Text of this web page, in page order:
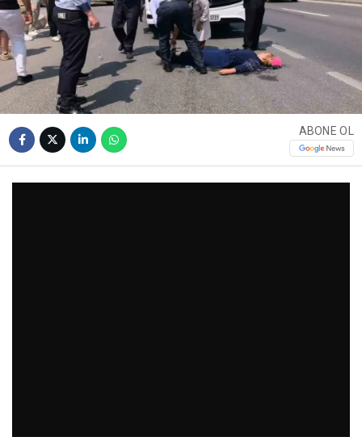
ABONE OL